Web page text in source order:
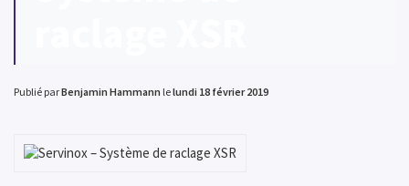
Publié parBenjamin Hammann lelundi 18 février 2019